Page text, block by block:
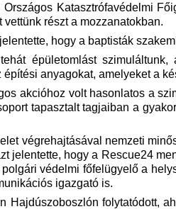
Katasztrófavédelmi
részt a mozzanatokban.
hogy a baptisták
épületomlást
építési anyagokat, amelyeket a
akcióhoz volt hasonlatos a
tapasztalt tagjaiban a
végrehajtásával nemzeti
jelentette, hogy a Rescue24
védelmi főfelügyelő a
igazgató is.
Hajdúszoboszlón folytatódott,